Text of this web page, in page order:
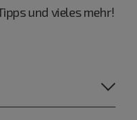
und vieles mehr!